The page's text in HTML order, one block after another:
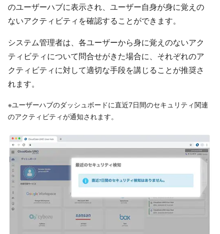
のユーザーハブに表示され、ユーザー自身が身に覚えの
ないアクティビティを確認することができます。
システム管理者は、各ユーザーから身に覚えのないアク
ティビティについて問合せがきた場合に、それぞれのア
クティビティに対して適切な手段を講じることが推奨さ
れます。
※ユーザーハブのダッシュボードに直近7日間のセキュリティ関連
のアクティビティが通知されます。